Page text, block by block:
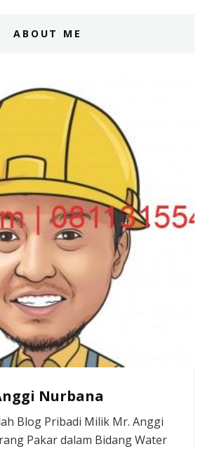
ABOUT ME
Nurbana
Blog Pribadi Milik Mr. Anggi
Pakar dalam Bidang Water